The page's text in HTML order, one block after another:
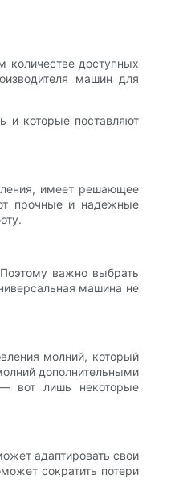
количестве доступных
машин для
и которые поставляют
имеет решающее
прочные и надежные
важно выбрать
машина не
молний, который
дополнительными
вот лишь некоторые
адаптировать свои
сократить потери